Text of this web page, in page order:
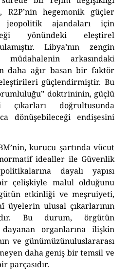
R2P’nin hegemonik güçler
jeopolitik ajandaları için
yönündeki eleştirel
Libya’nın zengin
arkasındaki
daha ağır basan bir faktör
güçlendirmiştir. Bu
doktrininin, güçlü
doğrultusunda
dönüşebileceği endişesini
kurucu şartında vücut
idealler ile Güvenlik
dayalı yapısı
çelişkiyle malul olduğunu
etkinliği ve meşruiyeti,
üyelerin ulusal çıkarlarının
. Bu durum, örgütün
organlarına ilişkin
ve günümüzünuluslararası
daha geniş bir temsil ve
parçasıdır.